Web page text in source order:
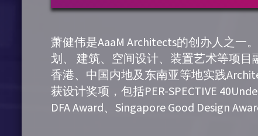
萧健伟是AaaM Architects的创办人之一
划、 建筑、空间设计、装置艺术等项
香港、中国内地及东南亚等地实践
获设计奖项，包括PER-SPECTIVE
DFA Award、Singapore Good Design